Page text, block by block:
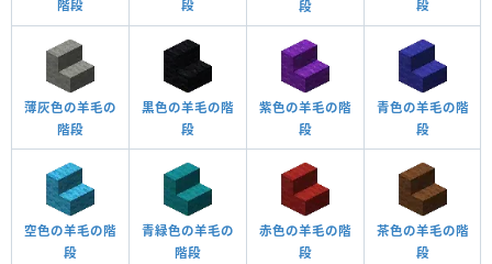
階段 段 段 段
薄灰色の羊毛の
階段
黒色の羊毛の階
段
紫色の羊毛の階
段
青色の羊毛の階
段
空色の羊毛の階
段
青緑色の羊毛の
階段
赤色の羊毛の階
段
茶色の羊毛の階
段